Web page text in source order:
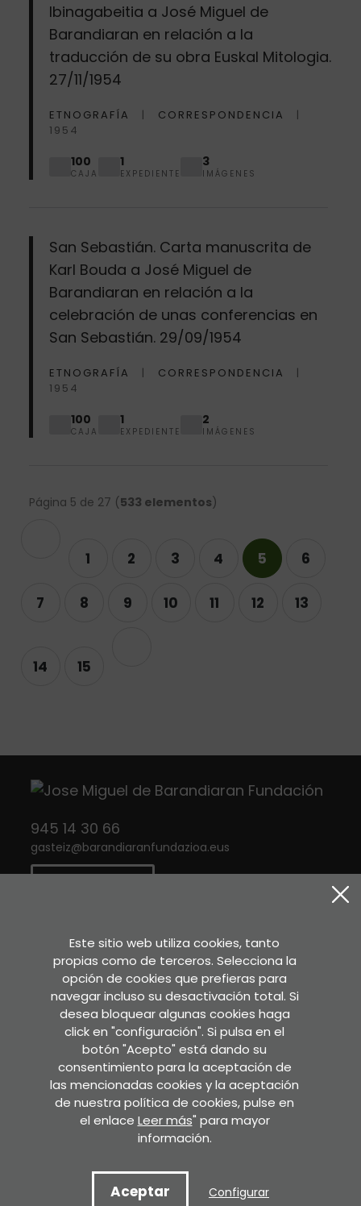
Ibinagabeitia a José Miguel de
Barandiaran en relación a la
traducción de su obra Euskal Mitologia.
27/11/1954
ETNOGRAFÍA
CORRESPONDENCIA
1954
100
CAJA
1
EXPEDIENTE
3
IMÁGENES
San Sebastián. Carta manuscrita de
Karl Bouda a José Miguel de
Barandiaran en relación a la
celebración de unas conferencias en
San Sebastián. 29/09/1954
ETNOGRAFÍA
CORRESPONDENCIA
1954
100
CAJA
1
EXPEDIENTE
2
IMÁGENES
Página 5 de 27 (533 elementos)
1
2 3 4 5 6
7 8 9 10 11 12 13
14 15
945 14 30 66
gasteiz@barandiaranfundazioa.eus
Sara Etxea
Murkondo Auzoa, 4
20211 ATAUN (Gipuzkoa)
VER EN GOOGLE MAPS
Secretaría
Pedro Asua , 2 - 2. solairua.
60. bulegoa. 01008 GASTEIZ
Copyright © 2022 Fundación Jose Miguel de Barandiaran.
Este sitio web utiliza cookies, tanto
propias como de terceros. Selecciona la
opción de cookies que prefieras para
navegar incluso su desactivación total. Si
desea bloquear algunas cookies haga
click en "configuración". Si pulsa en el
botón "Acepto" está dando su
consentimiento para la aceptación de
las mencionadas cookies y la aceptación
de nuestra política de cookies, pulse en
el enlace Leer más" para mayor
información.
Aceptar Configurar